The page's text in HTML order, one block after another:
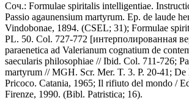
Соч.: Formulae spiritalis intelligentiae.
Passio agaunensium martyrum. Ep. de laude
Vindobonae, 1894. (CSEL; 31); Formulae
PL. 50. Col. 727-772 [интерполированная
paraenetica ad Valerianum cognatium de
saecularis philosophiae // Ibid. Col. 711-726;
martyrum // MGH. Scr. Mer. T. 3. P. 20-41; De
Pricoco. Catania, 1965; Il rifiuto del mondo /
Firenze, 1990. (Bibl. Patristica; 16).